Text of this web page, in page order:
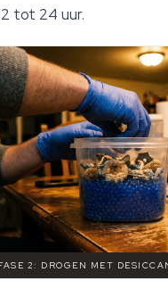
tot 24 uur.
2: DROGEN MET